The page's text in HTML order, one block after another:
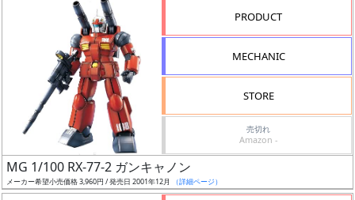
ル
PRODUCT
MECHANIC
STORE
売切れ
Amazon -
MG 1/100 RX-77-2 ガンキャノン
メーカー希望小売価格 3,960円 / 発売日 2001年12月 （詳細ページ）